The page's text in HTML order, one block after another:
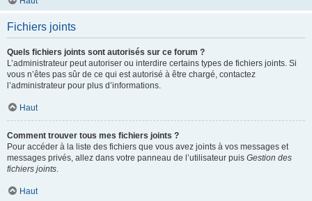
Fichiers joints
Quels fichiers joints sont autorisés sur ce forum ?
L’administrateur peut autoriser ou interdire certains types de fichiers joints. Si
vous n’êtes pas sûr de ce qui est autorisé à être chargé, contactez
l’administrateur pour plus d’informations.
Haut
Comment trouver tous mes fichiers joints ?
Pour accéder à la liste des fichiers que vous avez joints à vos messages et
messages privés, allez dans votre panneau de l’utilisateur puis Gestion des
fichiers joints.
Haut